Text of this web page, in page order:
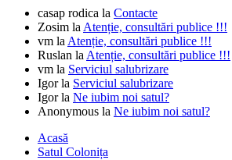
casap rodica la Contacte
Zosim la Atenție, consultări publice !!!
vm la Atenție, consultări publice !!!
Ruslan la Atenție, consultări publice !!!
vm la Serviciul salubrizare
Igorla Serviciul salubrizare
Igorla Ne iubim noi satul?
Anonymous la Ne iubim noi satul?
Acasă
Satul Colonița